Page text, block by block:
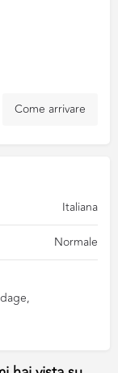
Come arrivare
Italiana
Normale